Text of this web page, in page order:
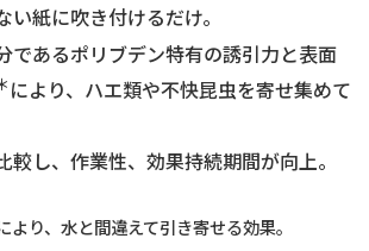
い紙に吹き付けるだけ。
であるポリブデン特有の誘引力と表面
により、ハエ類や不快昆虫を寄せ集めて
較し、作業性、効果持続期間が向上。
より、水と間違えて引き寄せる効果。